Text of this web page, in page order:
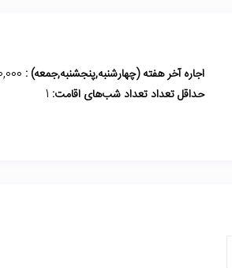
اجاره آخر هفته (چهارشنبه,پنجشنبه,جمعه) :
حداقل تعداد تعداد شب‌های اقامت: